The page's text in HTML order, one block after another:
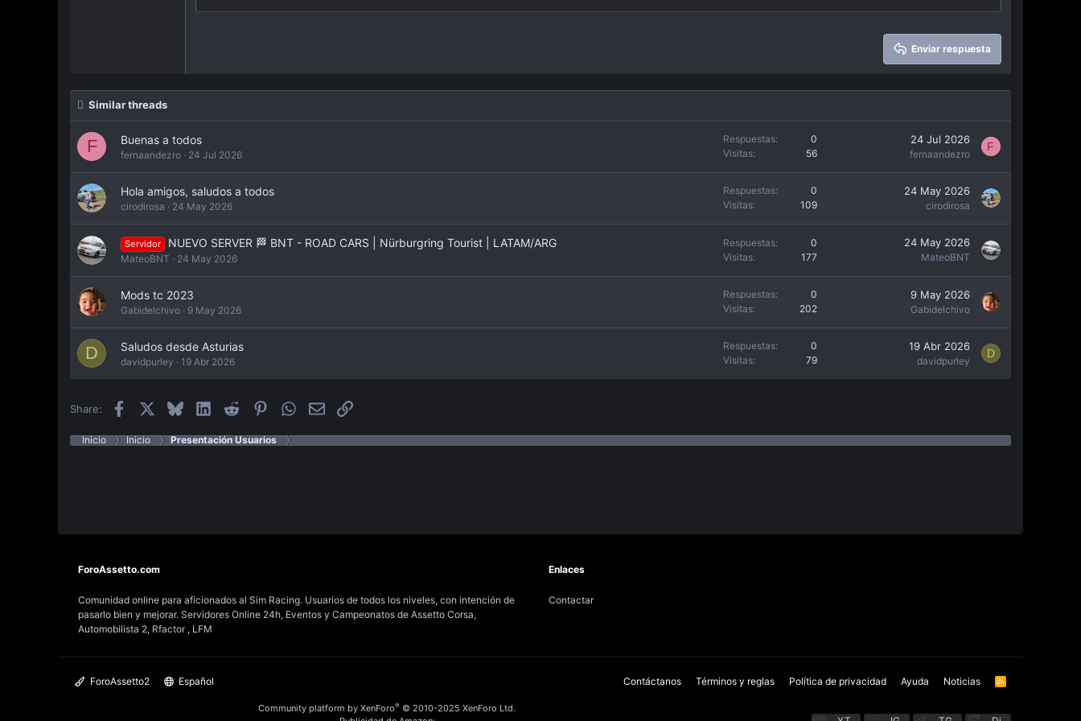
26
Times New Roman
Enviar respuesta
Similar threads
F Buenas a todos
fernaandezro 24 Jul 2026
Respuestas
0
Visitas
56
24 Jul 2026
fernaandezro
F
Hola amigos, saludos a todos
cirodirosa 24 May 2026
Respuestas
0
Visitas
109
24 May 2026
cirodirosa
Servidor NUEVO SERVER 🏁 BNT - ROAD CARS | Nürburgring Tourist | LATAM/ARG
MateoBNT 24 May 2026
Respuestas
0
Visitas
177
24 May 2026
MateoBNT
Mods tc 2023
Gabidelchivo 9 May 2026
Respuestas
0
Visitas
202
9 May 2026
Gabidelchivo
D Saludos desde Asturias
davidpurley 19 Abr 2026
Respuestas
0
Visitas
79
19 Abr 2026
davidpurley
D
Share: Facebook Bluesky LinkedInReddit PinterestWhatsApp
Email Enlace
Inicio Inicio Presentación Usuarios
ForoAssetto.com
Comunidad online para aficionados al Sim Racing. Usuarios de todos los niveles, con intención de
pasarlo bien y mejorar. Servidores Online 24h, Eventos y Campeonatos de Assetto Corsa,
Automobilista 2, Rfactor , LFM
Enlaces
Contactar
ForoAssetto2 Español Contáctanos Términos y reglas Política de privacidad Ayuda Noticias
R
Community platform by XenForo® © 2010-2025 XenForo Ltd.